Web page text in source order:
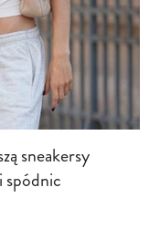
sneakersy
spódnic